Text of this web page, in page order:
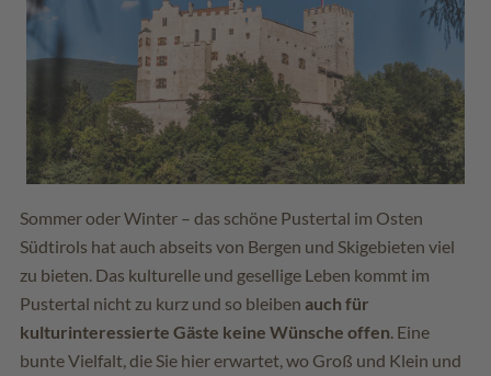
Sommer oder Winter – das schöne Pustertal im Osten
Südtirols hat auch abseits von Bergen und Skigebieten viel
zu bieten. Das kulturelle und gesellige Leben kommt im
Pustertal nicht zu kurz und so bleiben auch für
kulturinteressierte Gäste keine Wünsche offen. Eine
bunte Vielfalt, die Sie hier erwartet, wo Groß und Klein und